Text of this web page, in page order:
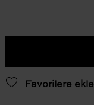
Favorilere ekle